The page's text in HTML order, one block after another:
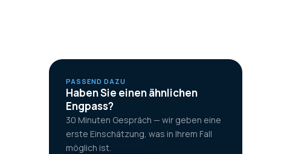
PASSEND DAZU
Haben Sie einen ähnlichen
Engpass?
30 Minuten Gespräch — wir geben eine
erste Einschätzung, was in Ihrem Fall
möglich ist.